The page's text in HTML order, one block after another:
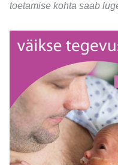
toetamise kohta saab